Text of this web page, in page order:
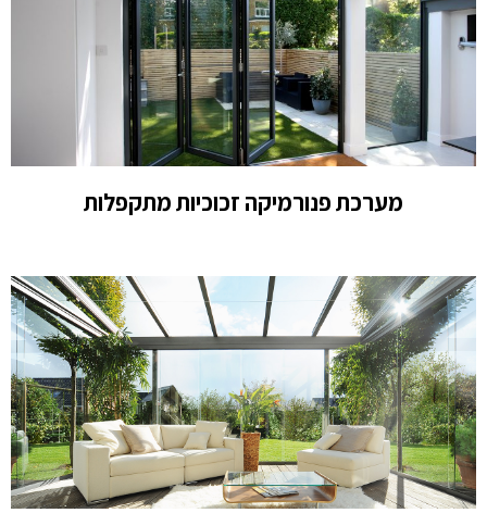
מערכת פנורמיקה זכוכיות מתקפלות